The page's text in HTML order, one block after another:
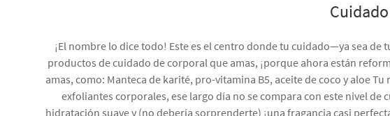
¡El nombre lo dice todo! Este es el centro donde tu cuidado—ya sea
productos de cuidado de corporal que amas, ¡porque ahora están
amas, como: Manteca de karité, pro-vitamina B5, aceite de coco y aloe
exfoliantes corporales, ese largo día no se compara con este nivel
hidratación suave y (no debería sorprenderte) ¡una fragancia casi